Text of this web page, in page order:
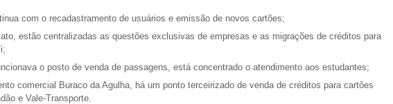
com o recadastramento de usuários e emissão de novos cartões;
estão centralizadas as questões exclusivas de empresas e as migrações de créditos para
o posto de venda de passagens, está concentrado o atendimento aos estudantes;
comercial Buraco da Agulha, há um ponto terceirizado de venda de créditos para cartões
e Vale-Transporte.